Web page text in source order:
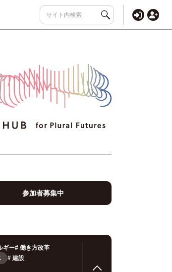
参加者募集中
ギー# 働き方改革
# 建設